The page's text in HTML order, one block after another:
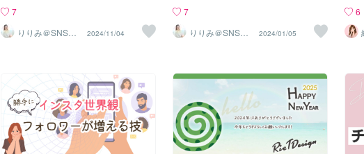
るデザインがあります。インスタのファ
ーストビューを整えたい方はぜひ、ご相
談ください。SNSデザイナー藤川 りりみ
が「
ンプ
て
を加
っ
ンスタグラムは視覚重視のプラットフォ
ーム「この色は〇〇さんの投稿だ！」
と、色彩認識している場合があるので、
あるんです。カラーナンバーを決めるメ
リットカラーナンバーが決まっている
と、毎回どの色を使うか楽しく必要がな
くなり、デザイン作業の時短にもつなが
ります。 効率化だけでなく、他のデザイ
ナーと非常に連携するときも統一感が保
7
りりみ＠SNSイ
ンスタ運用
2024/11/04
アカウントを探しておく④差し込みイラ
ストや写真をCanva フォルダにまとめて
おくそして、投稿の構成をテンプレ化す
レのルールに従って作ればいいのです。
文字投稿なら、１枚目→表紙２枚目→問
題定義３枚目→解説 ・ ・ ・９枚目
→まとめ１０枚目→サンキューページこ
のようにテンプレ化しておく事で、隙間
時間に投稿案を作れたり、イメージしや
7
りりみ＠SNSイ
ンスタ運用
2024/01/05
止め
見に
ん
を避
風
よ
り
は
者
6